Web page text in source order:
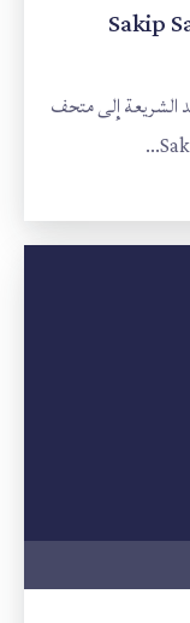
الشريعة إلى متحف